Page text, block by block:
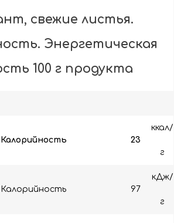
свежие листья.
Энергетическая
100 г продукта
Калорийность 23
ккал/
г
Калорийность 97
кДж/
г